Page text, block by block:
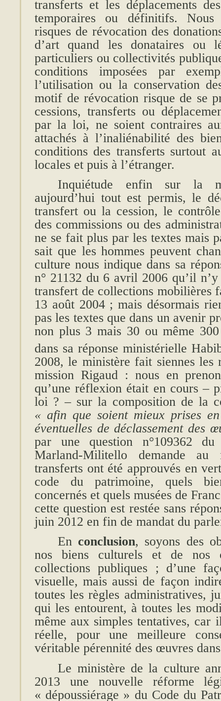
transferts et les déplacements
temporaires ou définitifs. Nous
risques de révocation des
d’art quand les donataires ou
particuliers ou collectivités
conditions imposées par
l’utilisation ou la conservation
motif de révocation risque de se
cessions, transferts ou
par la loi, ne soient contraires
attachés à l’inaliénabilité des
conditions des transferts surtout
locales et puis à l’étranger.
Inquiétude enfin sur la
aujourd’hui tout est permis, le
transfert ou la cession, le
des commissions ou des
ne se fait plus par les textes mais
sait que les hommes peuvent
culture nous indique dans sa
n° 21132 du 6 avril 2006 qu’il
transfert de collections mobilières
13 août 2004 ; mais désormais
pas les textes que dans un avenir
non plus 3 mais 30 ou même
dans sa réponse ministérielle
2008, le ministère fait siennes les
mission Rigaud : nous en
qu’une réflexion était en cours –
loi ? – sur la composition de la
« afin que soient mieux prises
éventuelles de déclassement des
par une question n°109362
Marland-Militello demande au
transferts ont été approuvés en
code du patrimoine, quels
concernés et quels musées de
cette question est restée sans
juin 2012 en fin de mandat du
En conclusion, soyons des
nos biens culturels et de nos
collections publiques ; d’une
visuelle, mais aussi de façon
toutes les règles administratives,
qui les entourent, à toutes les
même aux simples tentatives, car
réelle, pour une meilleure
véritable pérennité des œuvres
Le ministère de la culture
2013 une nouvelle réforme
« dépoussiérage » du Code du